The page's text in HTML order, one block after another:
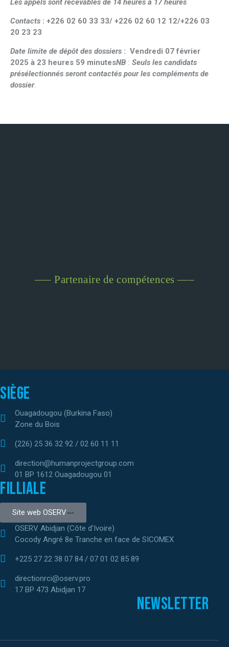
Les appels sont recevables de 14 heures à 17 heures
Contacts : +226 02 60 33 33/ +226 02 60 12 12/+226 03
20 23 23
Date limite de dépôt des dossiers : Vendredi 07 février
2025 à 23 heures 59 minutesNB : Seuls les candidats
présélectionnés seront contactés pour les compléments de
dossier.
—– Partenaire de compétences —–
Siège
Ouagadougou (Burkina Faso)
Zone du Bois
(226) 25 36 32 92 / 02 60 11 11
direction@humanprojectgroup.com
01 BP 1612 Ouagadougou 01
Filliale
Site web OSERV
OSERV Abidjan (Côte d'Ivoire)
Cocody Angré 8e Tranche en face de SICOMEX
+225 27 22 38 07 84 / 07 01 02 85 89
directionrci@oserv.pro
17 BP 473 Abidjan 17
Newsletter